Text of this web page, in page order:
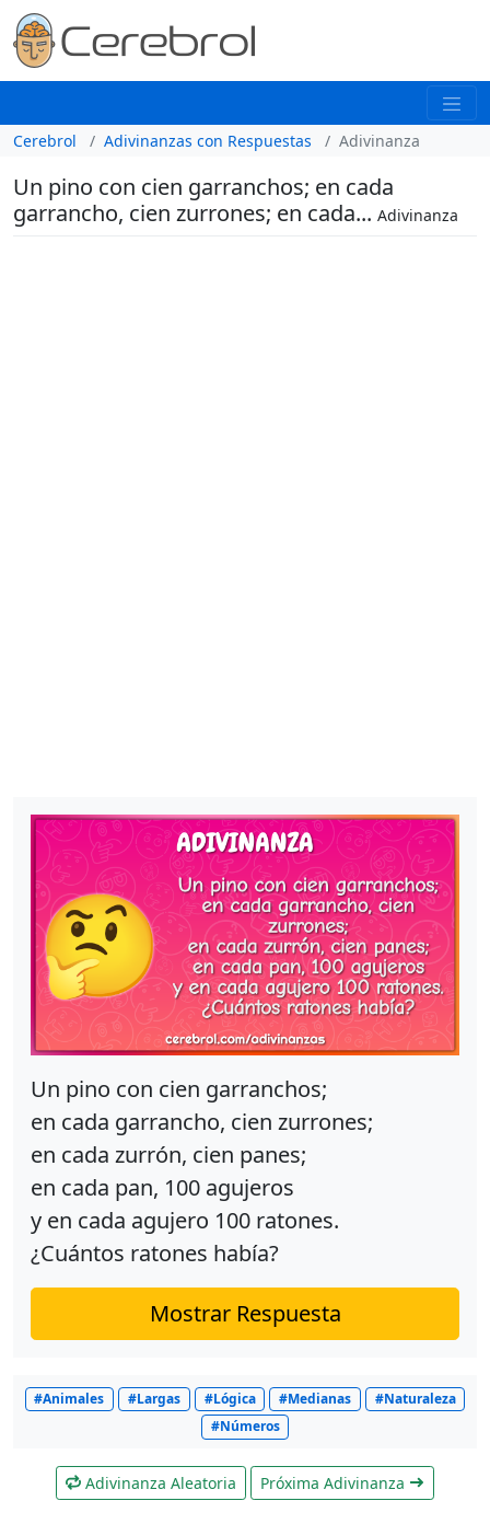
Cerebrol Adivinanzas con Respuestas Adivinanza
Un pino con cien garranchos; en cada
garrancho, cien zurrones; en cada... Adivinanza
Un pino con cien garranchos;
en cada garrancho, cien zurrones;
en cada zurrón, cien panes;
en cada pan, 100 agujeros
y en cada agujero 100 ratones.
¿Cuántos ratones había?
Mostrar Respuesta
#Animales #Largas #Lógica #Medianas
#Naturaleza
#Números
Adivinanza Aleatoria Próxima Adivinanza